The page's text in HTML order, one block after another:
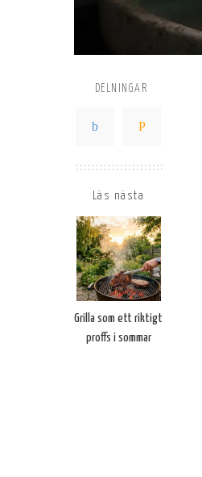
DELNINGAR
Läs nästa
Grilla som ett riktigt
proffs i sommar